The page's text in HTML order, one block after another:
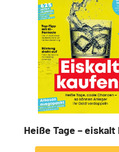
Heiße Tage –